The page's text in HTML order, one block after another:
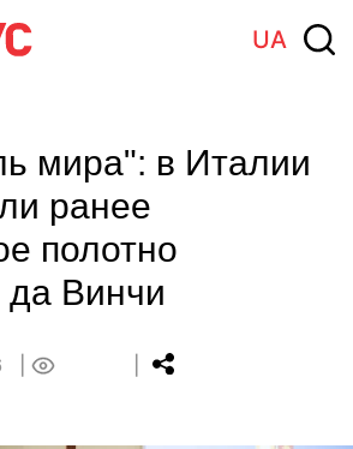
UA
мира": в Италии
ранее
полотно
Винчи